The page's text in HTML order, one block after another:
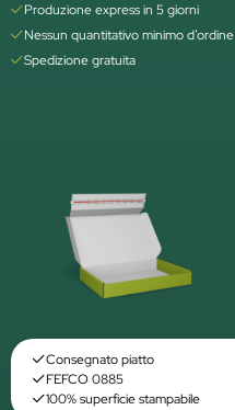
Produzione express in 5 giorni
Nessun quantitativo minimo d’ordine
Spedizione gratuita
Consegnato piatto
FEFCO 0885
100% superficie stampabile